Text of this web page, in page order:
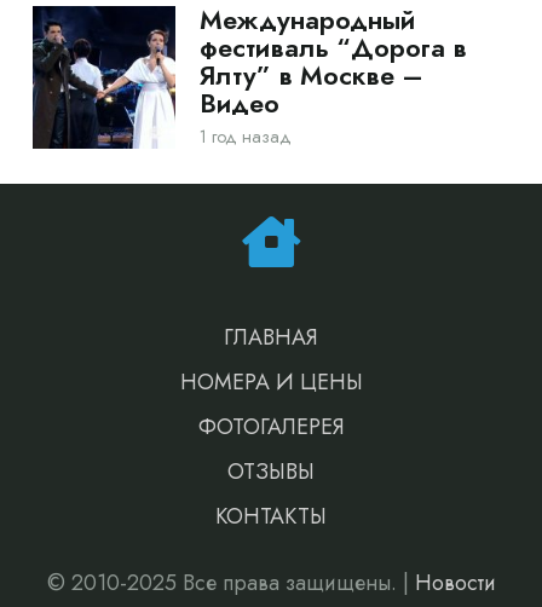
Международный
фестиваль “Дорога в
Ялту” в Москве –
Видео
1 год назад
ГЛАВНАЯ
НОМЕРА И ЦЕНЫ
ФОТОГАЛЕРЕЯ
ОТЗЫВЫ
КОНТАКТЫ
© 2010-2025 Все права защищены. | Новости